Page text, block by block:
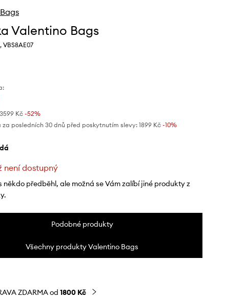
Valentino Bags
3599 Kč-52%
za posledních 30 dnů před poskytnutím slevy: 1899 Kč -10%
není dostupný
někdo předběhl, ale možná se Vám zalíbí jiné produkty z
Podobné produkty
Všechny produkty Valentino Bags
ZDARMA od 1800 Kč